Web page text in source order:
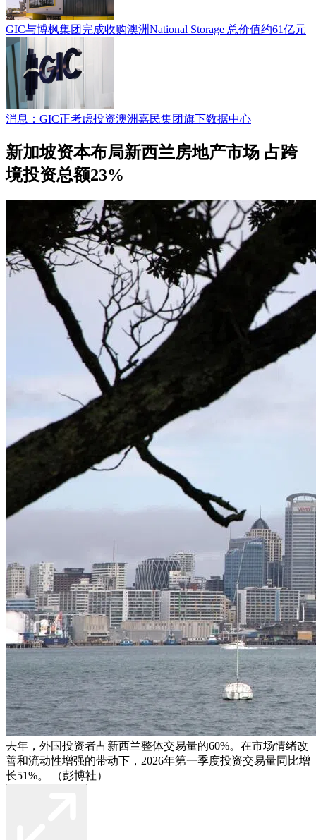
GIC与博枫集团完成收购澳洲National Storage 总价值约61亿元
消息：GIC正考虑投资澳洲嘉民集团旗下数据中心
新加坡资本布局新西兰房地产市场 占跨
境投资总额23%
去年，外国投资者占新西兰整体交易量的60%。在市场情绪改
善和流动性增强的带动下，2026年第一季度投资交易量同比增
长51%。 （彭博社）